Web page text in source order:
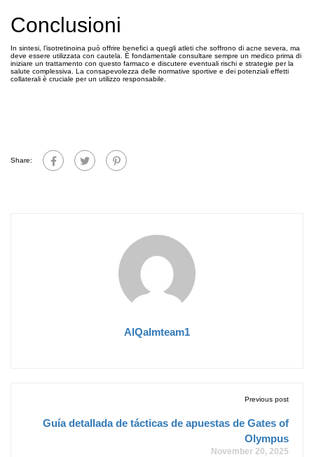
Conclusioni
In sintesi, l’isotretinoina può offrire benefici a quegli atleti che soffrono di acne severa, ma
deve essere utilizzata con cautela. È fondamentale consultare sempre un medico prima di
iniziare un trattamento con questo farmaco e discutere eventuali rischi e strategie per la
salute complessiva. La consapevolezza delle normative sportive e dei potenziali effetti
collaterali è cruciale per un utilizzo responsabile.
Share:
AlQalmteam1
Previous post
Guía detallada de tácticas de apuestas de Gates of
Olympus
November 20, 2025